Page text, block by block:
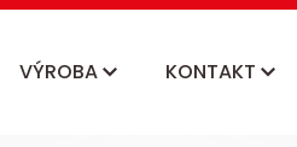
VÝROBA KONTAKT